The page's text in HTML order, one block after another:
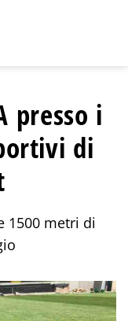
presso i
di
1500 metri di